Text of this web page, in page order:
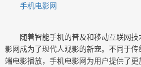
手机电影网
随着智能手机的普及和移动互联网
影网成为了现代人观影的新宠。不同于
端电影播放，手机电影网为用户提供了